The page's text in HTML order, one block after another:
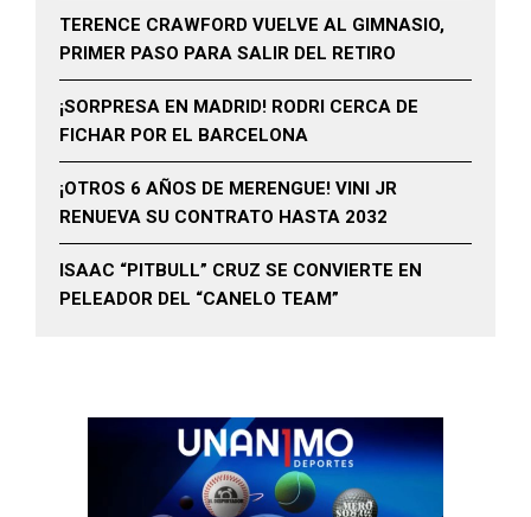
TERENCE CRAWFORD VUELVE AL GIMNASIO,
PRIMER PASO PARA SALIR DEL RETIRO
¡SORPRESA EN MADRID! RODRI CERCA DE
FICHAR POR EL BARCELONA
¡OTROS 6 AÑOS DE MERENGUE! VINI JR
RENUEVA SU CONTRATO HASTA 2032
ISAAC “PITBULL” CRUZ SE CONVIERTE EN
PELEADOR DEL “CANELO TEAM”